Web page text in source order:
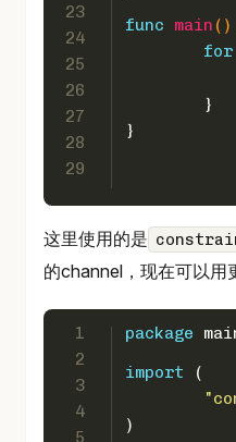
23
24
25
26
27
28
29
func
main ()
for
	}
}
这里使用的是
的channel，现在可以用
1
2
3
4
5
package
import (
)